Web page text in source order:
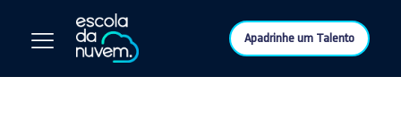
Apadrinhe um Talento